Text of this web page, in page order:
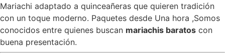
Mariachi adaptado a quinceañeras que quieren tradición
con un toque moderno. Paquetes desde Una hora ,Somos
conocidos entre quienes buscan mariachis baratos con
buena presentación.